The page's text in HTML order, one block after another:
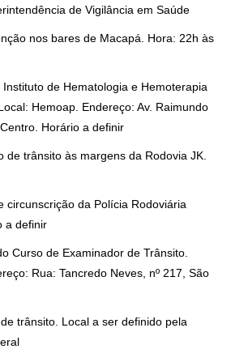
de Vigilância em Saúde
nos bares de Macapá. Hora: 22h às
de Hematologia e Hemoterapia
Hemoap. Endereço: Av. Raimundo
Horário a definir
de trânsito às margens da Rodovia JK.
circunscrição da Polícia Rodoviária
a definir
Curso de Examinador de Trânsito.
Rua: Tancredo Neves, nº 217, São
trânsito. Local a ser definido pela